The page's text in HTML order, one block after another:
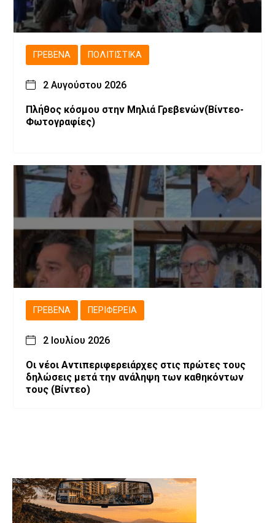
ΓΡΕΒΕΝΆ ΠΟΛΙΤΙΣΤΙΚΆ
2 Αυγούστου 2026
Πλήθος κόσμου στην Μηλιά Γρεβενών(Βίντεο-
Φωτογραφίες)
ΓΡΕΒΕΝΆ ΠΕΡΙΦΈΡΕΙΑ
2 Ιουλίου 2026
Οι νέοι Αντιπεριφερειάρχες στις πρώτες τους
δηλώσεις μετά την ανάληψη των καθηκόντων
τους (Βίντεο)